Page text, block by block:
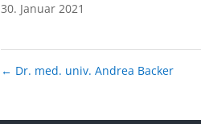
30. Januar 2021
← Dr. med. univ. Andrea Backer